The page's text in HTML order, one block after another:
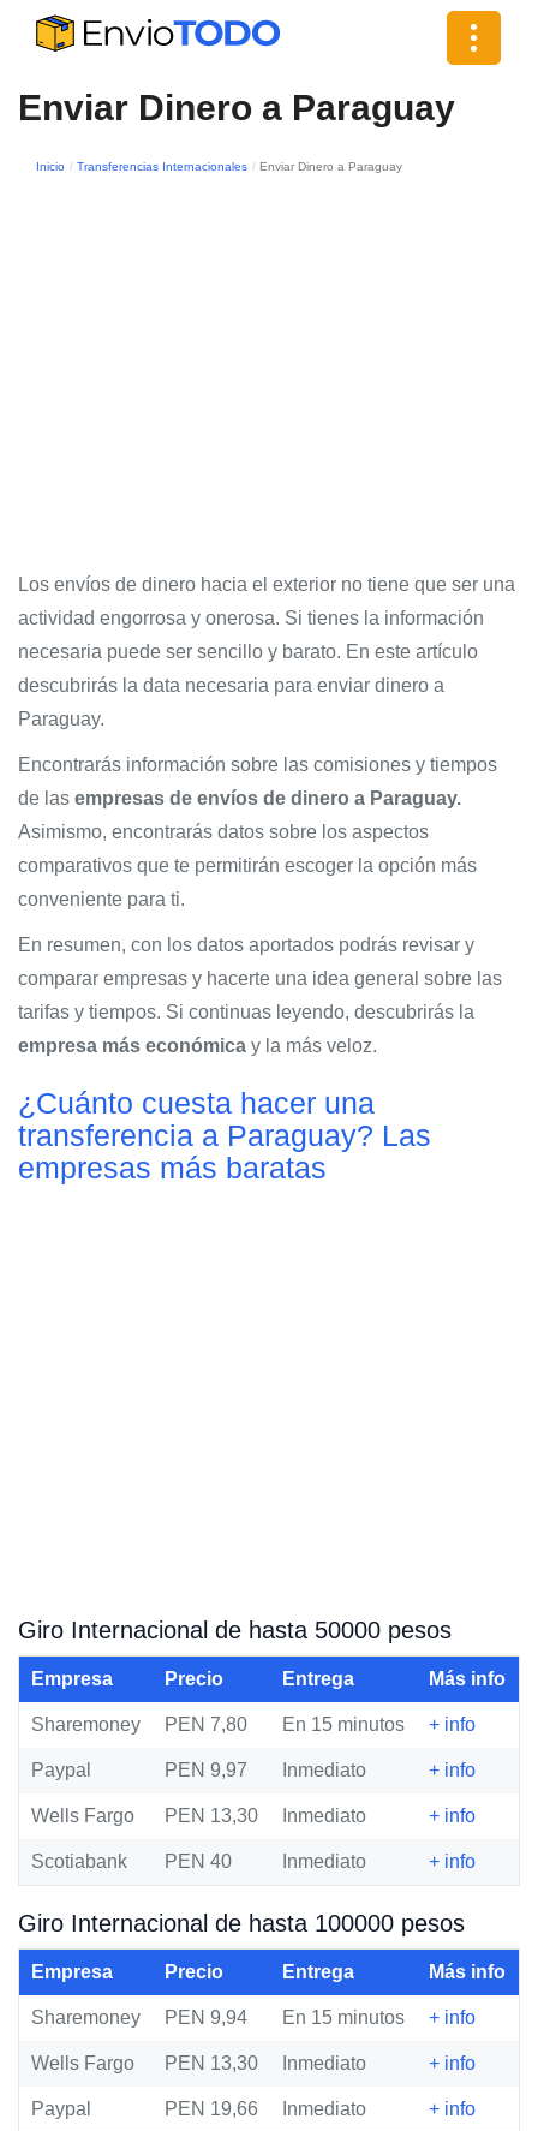
Toggle
Enviar Dinero a Paraguay
Inicio Transferencias Internacionales Enviar Dinero a Paraguay
Los envíos de dinero hacia el exterior no tiene que ser una
actividad engorrosa y onerosa. Si tienes la información
necesaria puede ser sencillo y barato. En este artículo
descubrirás la data necesaria para enviar dinero a
Paraguay.
Encontrarás información sobre las comisiones y tiempos
de las empresas de envíos de dinero a Paraguay.
Asimismo, encontrarás datos sobre los aspectos
comparativos que te permitirán escoger la opción más
conveniente para ti.
En resumen, con los datos aportados podrás revisar y
comparar empresas y hacerte una idea general sobre las
tarifas y tiempos. Si continuas leyendo, descubrirás la
empresa más económica y la más veloz.
¿Cuánto cuesta hacer una
transferencia a Paraguay? Las
empresas más baratas
Giro Internacional de hasta 50000 pesos
Empresa Precio Entrega Más info
Sharemoney PEN 7,80 En 15 minutos + info
Paypal PEN 9,97 Inmediato + info
Wells Fargo PEN 13,30 Inmediato + info
Scotiabank PEN 40 Inmediato + info
Giro Internacional de hasta 100000 pesos
Empresa Precio Entrega Más info
Sharemoney PEN 9,94 En 15 minutos + info
Wells Fargo PEN 13,30 Inmediato + info
Paypal PEN 19,66 Inmediato + info